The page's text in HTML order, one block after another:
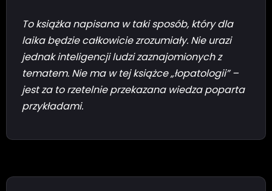
To książka napisana w taki sposób, który dla
laika będzie całkowicie zrozumiały. Nie urazi
jednak inteligencji ludzi zaznajomionych z
tematem. Nie ma w tej książce „łopatologii” –
jest za to rzetelnie przekazana wiedza poparta
przykładami.